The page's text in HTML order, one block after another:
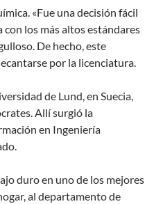
«Fue una decisión fácil
los más altos estándares
De hecho, este
por la licenciatura.
de Lund, en Suecia,
Allí surgió la
en Ingeniería
duro en uno de los mejores
al departamento de